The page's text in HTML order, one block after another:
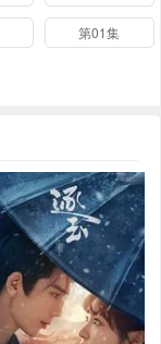
第01集